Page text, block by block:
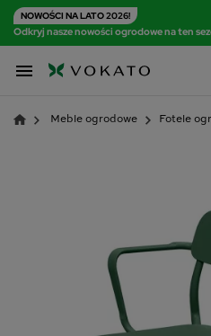
NOWOŚCI NA LATO 2026!
Odkryj nasze nowości ogrodowe na ten

Meble ogrodowe Fotele